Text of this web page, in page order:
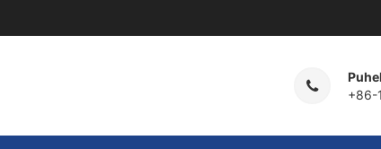
+86-